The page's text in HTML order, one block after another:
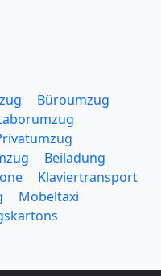
Büroumzug
Beiladung
Klaviertransport
Möbeltaxi